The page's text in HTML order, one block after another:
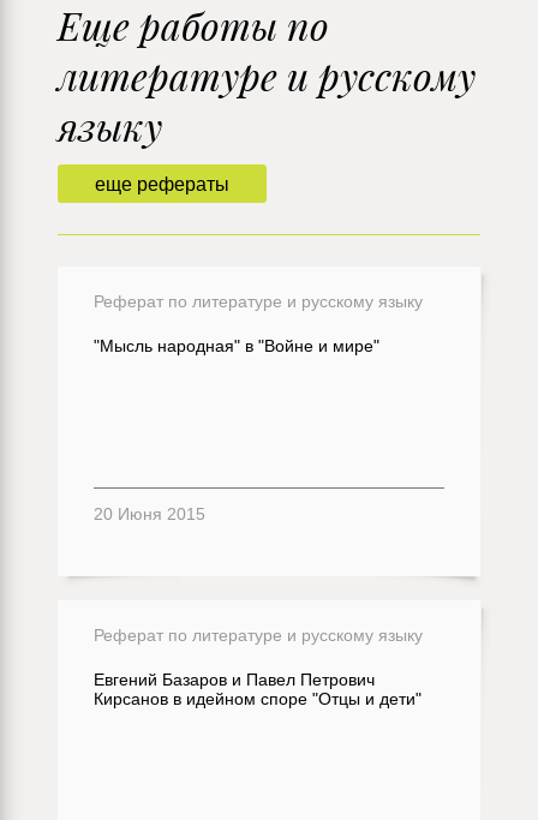
еще рефераты
Еще работы по
литературе и русскому
языку
Реферат по литературе и русскому языку
"Мысль народная" в "Войне и мире"
20 Июня 2015
Реферат по литературе и русскому языку
Евгений Базаров и Павел Петрович
Кирсанов в идейном споре "Отцы и дети"